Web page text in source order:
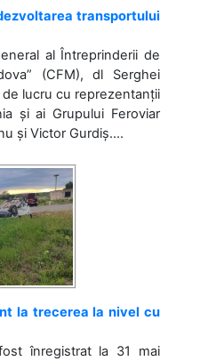
transportului
al Întreprinderii de
(CFM), dl Serghei
lucru cu reprezentanții
și ai Grupului Feroviar
și Victor Gurdiș....
la trecerea la nivel cu
înregistrat la 31 mai